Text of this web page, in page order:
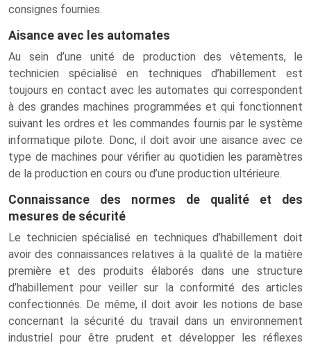
consignes fournies.
Aisance avec les automates
Au sein d’une unité de production des vêtements, le
technicien spécialisé en techniques d’habillement est
toujours en contact avec les automates qui correspondent
à des grandes machines programmées et qui fonctionnent
suivant les ordres et les commandes fournis par le système
informatique pilote. Donc, il doit avoir une aisance avec ce
type de machines pour vérifier au quotidien les paramètres
de la production en cours ou d’une production ultérieure.
Connaissance des normes de qualité et des
mesures de sécurité
Le technicien spécialisé en techniques d’habillement doit
avoir des connaissances relatives à la qualité de la matière
première et des produits élaborés dans une structure
d’habillement pour veiller sur la conformité des articles
confectionnés. De même, il doit avoir les notions de base
concernant la sécurité du travail dans un environnement
industriel pour être prudent et développer les réflexes